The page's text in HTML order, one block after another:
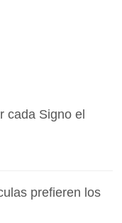
cada Signo el
prefieren los